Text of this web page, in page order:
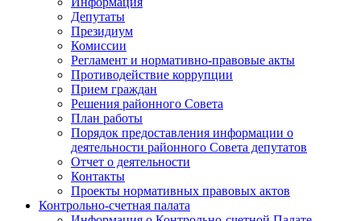
Депутаты
Президиум
Комиссии
Регламент и нормативно-правовые акты
Противодействие коррупции
Прием граждан
Решения районного Совета
План работы
Порядок предоставления информации о
деятельности районного Совета депутатов
Отчет о деятельности
Контакты
Проекты нормативных правовых актов
Контрольно-счетная палата